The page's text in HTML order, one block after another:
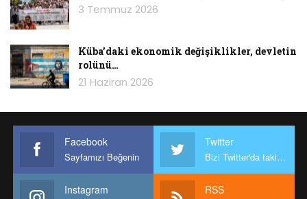
3 Temmuz 2026
Küba’daki ekonomik değişiklikler, devletin
rolünü…
21 Haziran 2026
Facebook
Sayfamızı Beğenin
Twitter
Bizi Twitter'da takip edin
Instagram RSS